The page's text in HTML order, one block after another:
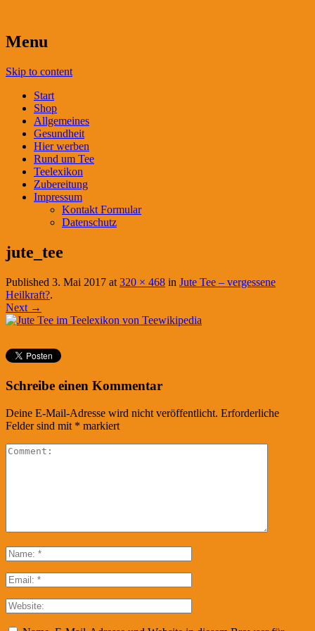
Menu
Skip to content
Start
Shop
Allgemeines
Gesundheit
Hier werben
Rund um Tee
Teelexikon
Zubereitung
Impressum
Kontakt Formular
Datenschutz
jute_tee
Published 3. Mai 2017 at 320 × 468 in Jute Tee – vergessene
Heilkraft?.
Next →
Schreibe einen Kommentar
Deine E-Mail-Adresse wird nicht veröffentlicht. Erforderliche
Felder sind mit * markiert